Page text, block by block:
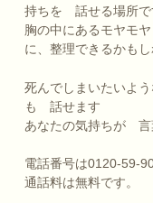
持ちを 話せる場所で
胸の中にあるモヤモ
に、整理できるかも
死んでしまいたいよ
も 話せます
あなたの気持ちが 言
電話番号は0120-59-
通話料は無料です。